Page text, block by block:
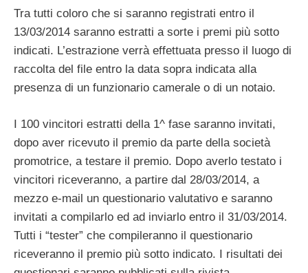
Tra tutti coloro che si saranno registrati entro il
13/03/2014 saranno estratti a sorte i premi più sotto
indicati. L’estrazione verrà effettuata presso il luogo di
raccolta del file entro la data sopra indicata alla
presenza di un funzionario camerale o di un notaio.
I 100 vincitori estratti della 1^ fase saranno invitati,
dopo aver ricevuto il premio da parte della società
promotrice, a testare il premio. Dopo averlo testato i
vincitori riceveranno, a partire dal 28/03/2014, a
mezzo e-mail un questionario valutativo e saranno
invitati a compilarlo ed ad inviarlo entro il 31/03/2014.
Tutti i “tester” che compileranno il questionario
riceveranno il premio più sotto indicato. I risultati dei